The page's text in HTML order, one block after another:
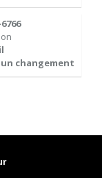
un changement